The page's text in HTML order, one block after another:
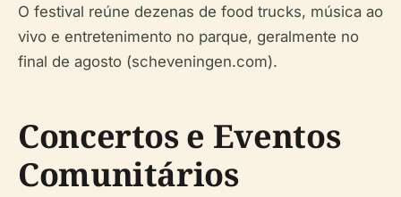
O festival reúne dezenas de food trucks, música ao
vivo e entretenimento no parque, geralmente no
final de agosto (scheveningen.com).
Concertos e Eventos
Comunitários